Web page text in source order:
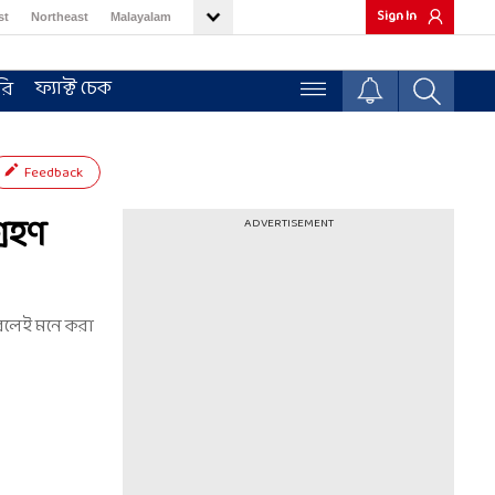
Northeast Malayalam Sign In
ফ্যাক্ট চেক
Feedback
মনে করা
ADVERTISEMENT